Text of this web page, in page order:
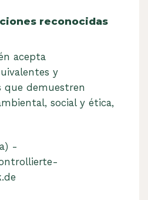
reconocidas
acepta
y
que demuestren
social y ética,
-